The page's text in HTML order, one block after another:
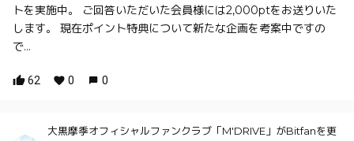
トを実施中。 ご回答いただいた会員様には2,000ptをお送りいた
します。 現在ポイント特典について新たな企画を考案中ですの
で...
62 0 0
大黒摩季オフィシャルファンクラブ「M'DRIVE」がBitfanを更